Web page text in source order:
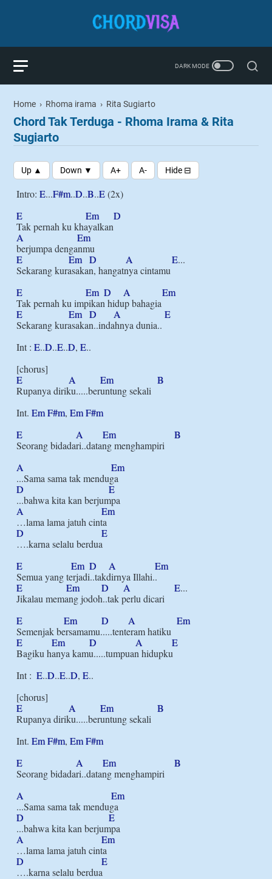
Home › Rhoma irama › Rita Sugiarto
Chord Tak Terduga - Rhoma Irama & Rita
Sugiarto
Intro: E...F#m..D..B..E (2x)
E
Em
D
A
Em
E
Em D A E...
Sekarang kurasakan, hangatnya cintamu
E
Em D A
Em
E
Em D A
E
Sekarang kurasakan..indahnya dunia..
Int : E..D..E..D, E..
E
A Em
B
Rupanya diriku.....beruntung sekali
Int. EmF#m, EmF#m
E
A Em
B
Seorang bidadari..datang menghampiri
A
Em
D
E
A
Em
D
E
….karna selalu berdua
E
Em D A
Em
E
Em D A E...
Jikalau memang jodoh..tak perlu dicari
E
Em D A
Em
E
Em D A
E
Bagiku hanya kamu.....tumpuan hidupku
Int : E..D..E..D, E..
E
A Em
B
Rupanya diriku.....beruntung sekali
Int. EmF#m, EmF#m
E
A Em
B
Seorang bidadari..datang menghampiri
A
Em
D
E
A
Em
D
E
….karna selalu berdua